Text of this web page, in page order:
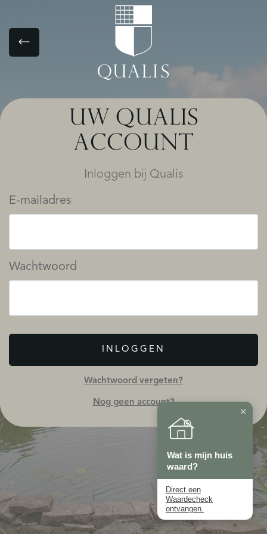
UW QUALIS
ACCOUNT
Inloggen bij Qualis
E-mailadres
Wachtwoord
INLOGGEN
Wachtwoord vergeten?
Nog geen account?
×
Wat is mijn huis
waard?
Direct een
Waardecheck
ontvangen.